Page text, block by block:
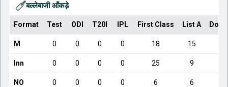
बल्लेबाजी आँकड़े
Format Test ODI T20I IPL First Class List A
M 0 0 0 0 18 15
Inn 0 0 0 0 25 9
NO 0 0 0 0 6 6